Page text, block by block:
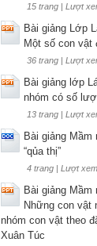
15 trang | Lượt
Bài giảng Lớp
Một số con vật
36 trang | Lượt
Bài giảng lớp
nhóm có số
13 trang | Lượt
Bài giảng
“qủa thị”
4 trang | Lượt
Bài giảng Mầm
Những con vật
nhóm con vật theo
Xuân Túc